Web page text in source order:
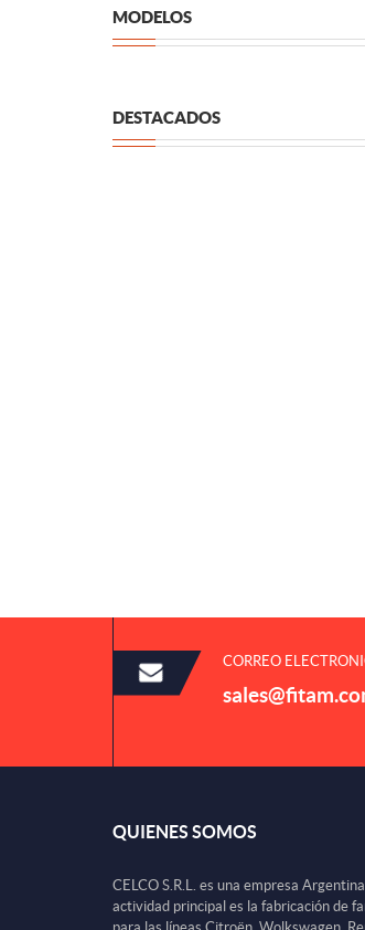
MODELOS
DESTACADOS
CORREO
QUIENES SOMOS
CELCO S.R.L. es una empresa
actividad principal es la fabricación de